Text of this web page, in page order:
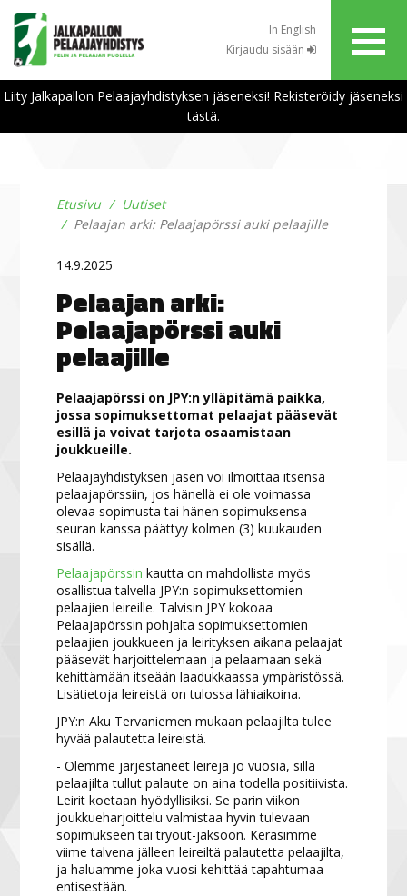
In English
Kirjaudu sisään
Liity Jalkapallon Pelaajayhdistyksen jäseneksi! Rekisteröidy jäseneksi
tästä.
Etusivu
Uutiset
Pelaajan arki: Pelaajapörssi auki pelaajille
14.9.2025
Pelaajan arki:
Pelaajapörssi auki
pelaajille
Pelaajapörssi on JPY:n ylläpitämä paikka,
jossa sopimuksettomat pelaajat pääsevät
esillä ja voivat tarjota osaamistaan
joukkueille.
Pelaajayhdistyksen jäsen voi ilmoittaa itsensä
pelaajapörssiin, jos hänellä ei ole voimassa
olevaa sopimusta tai hänen sopimuksensa
seuran kanssa päättyy kolmen (3) kuukauden
sisällä.
Pelaajapörssin kautta on mahdollista myös
osallistua talvella JPY:n sopimuksettomien
pelaajien leireille. Talvisin JPY kokoaa
Pelaajapörssin pohjalta sopimuksettomien
pelaajien joukkueen ja leirityksen aikana pelaajat
pääsevät harjoittelemaan ja pelaamaan sekä
kehittämään itseään laadukkaassa ympäristössä.
Lisätietoja leireistä on tulossa lähiaikoina.
JPY:n Aku Tervaniemen mukaan pelaajilta tulee
hyvää palautetta leireistä.
- Olemme järjestäneet leirejä jo vuosia, sillä
pelaajilta tullut palaute on aina todella positiivista.
Leirit koetaan hyödyllisiksi. Se parin viikon
joukkueharjoittelu valmistaa hyvin tulevaan
sopimukseen tai tryout-jaksoon. Keräsimme
viime talvena jälleen leireiltä palautetta pelaajilta,
ja haluamme joka vuosi kehittää tapahtumaa
entisestään.